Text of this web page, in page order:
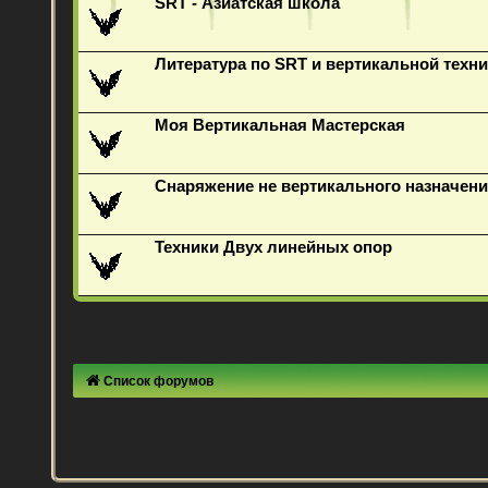
SRT - Азиатская школа
Литература по SRT и вертикальной
Моя Вертикальная Мастерская
Снаряжение не вертикального
Техники Двух линейных опор
Список форумов